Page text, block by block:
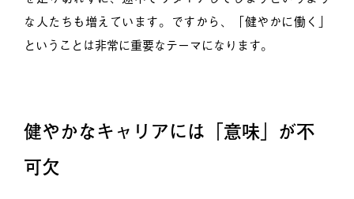
な人たちも増えています。ですから、「健やかに働く」
ということは非常に重要なテーマになります。
健やかなキャリアには「意味」が不
可欠